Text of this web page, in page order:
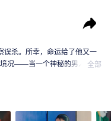
误杀。所幸，命运给了他又一
境况——当一个神秘的男人送给
全部